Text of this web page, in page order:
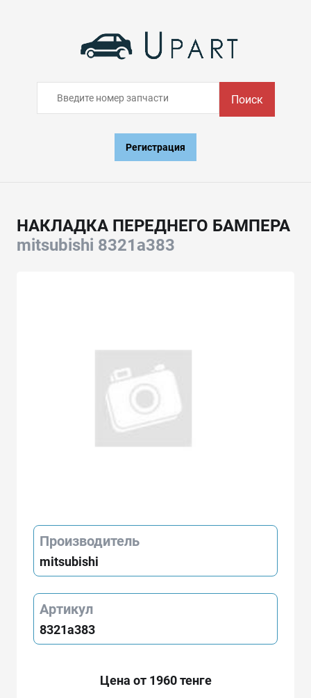
Поиск
Регистрация
НАКЛАДКА ПЕРЕДНЕГО БАМПЕРА
mitsubishi 8321a383
Производитель
mitsubishi
Артикул
8321a383
Цена от 1960 тенге